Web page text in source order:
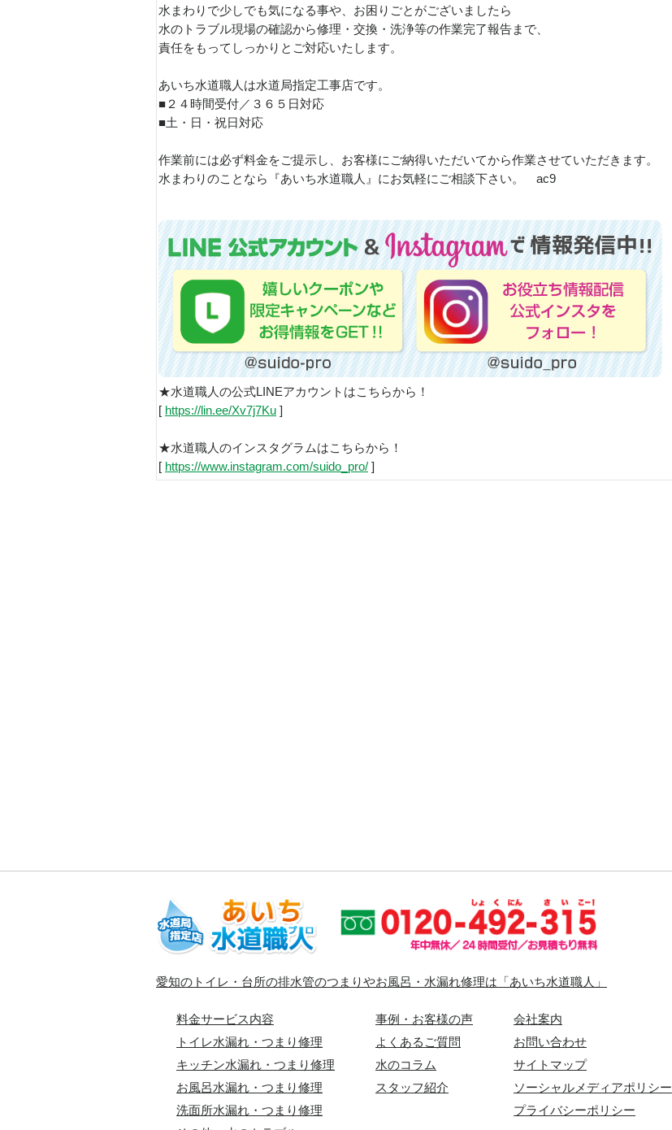
水まわりで少しでも気になる事や、お困りごとがございましたら
水のトラブル現場の確認から修理・交換・洗浄等の作業完了報告まで、
責任をもってしっかりとご対応いたします。
あいち水道職人は水道局指定工事店です。
■２４時間受付／３６５日対応
■土・日・祝日対応
作業前には必ず料金をご提示し、お客様にご納得いただいてから作業させていただきます。
水まわりのことなら『あいち水道職人』にお気軽にご相談下さい。 ac9
★水道職人の公式LINEアカウントはこちらから！
[ https://lin.ee/Xv7j7Ku ]
★水道職人のインスタグラムはこちらから！
[ https://www.instagram.com/suido_pro/ ]
愛知のトイレ・台所の排水管のつまりやお風呂・水漏れ修理は「あいち水道職人」
料金サービス内容
トイレ水漏れ・つまり修理
キッチン水漏れ・つまり修理
お風呂水漏れ・つまり修理
洗面所水漏れ・つまり修理
事例・お客様の声
よくあるご質問
水のコラム
スタッフ紹介
会社案内
お問い合わせ
サイトマップ
ソーシャルメディアポリシー
プライバシーポリシー